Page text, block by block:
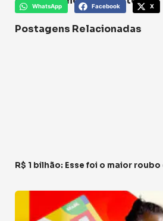
WhatsApp Facebook X
Postagens Relacionadas
R$ 1 bilhão: Esse foi o maior